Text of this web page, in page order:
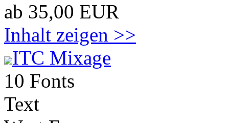
ab 35,00 EUR
Inhalt zeigen >>
ITC Mixage
10 Fonts
Text